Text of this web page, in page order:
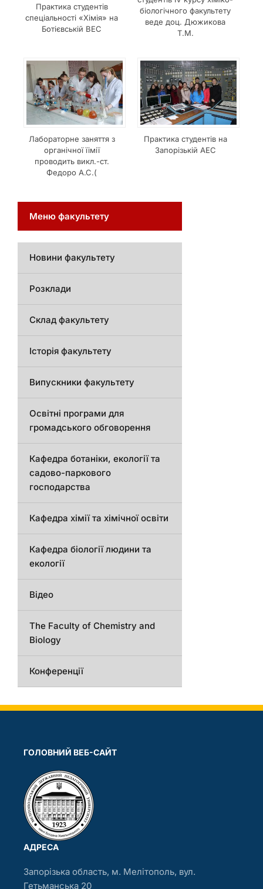
Практика студентів
спеціальності «Хімія» на
Ботієвській ВЕС
біологічного факультету
веде доц. Дюжикова
Т.М.
Лабораторне заняття з
органічної їімії
проводить викл.-ст.
Федоро А.С.(
Практика студентів на
Запорізькій АЕС
Меню факультету
Новини факультету
Розклади
Склад факультету
Історія факультету
Випускники факультету
Освітні програми для
громадського обговорення
Кафедра ботаніки, екології та
садово-паркового
господарства
Кафедра хімії та хімічної освіти
Кафедра біології людини та
екології
Відео
The Faculty of Chemistry and
Biology
Конференції
ГОЛОВНИЙ ВЕБ-САЙТ
АДРЕСА
Запорізька область, м. Мелітополь, вул.
Гетьманська 20